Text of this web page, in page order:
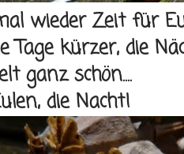
wieder Zeit für
Tage kürzer, die
ganz schön....
die Nacht!